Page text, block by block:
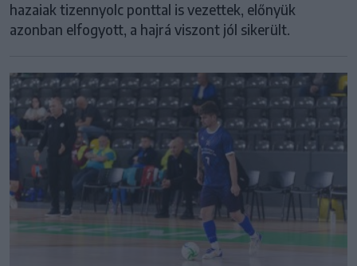
hazaiak tizennyolc ponttal is vezettek, előnyük
azonban elfogyott, a hajrá viszont jól sikerült.